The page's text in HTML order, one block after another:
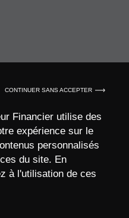
CONTINUER SANS ACCEPTER
Financier utilise des
expérience sur le
personnalisés
du site. En
à l'utilisation de ces